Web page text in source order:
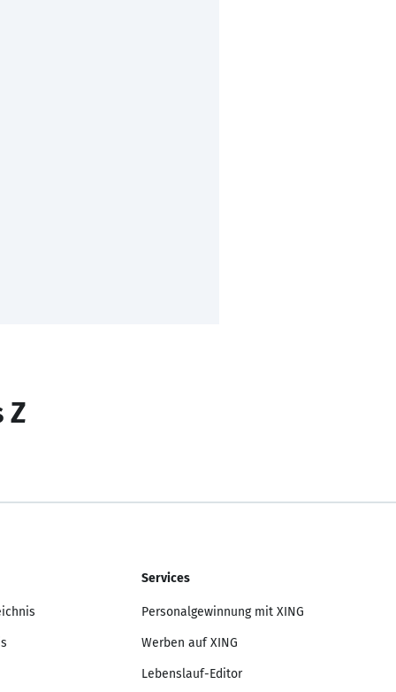
Z
Services
Personalgewinnung mit XING
Werben auf XING
Lebenslauf-Editor